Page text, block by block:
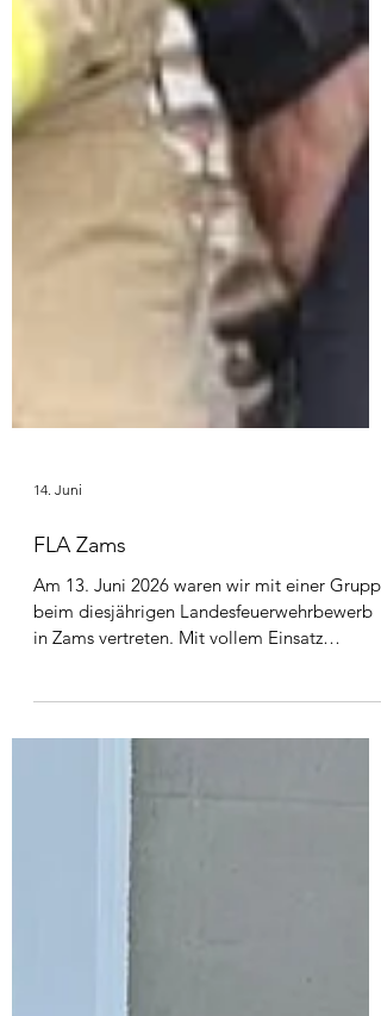
FLA Zams
meisterten wir erfolgreich den Löschangriff
sowie den Staffellauf. Wir sind stolz auf die
erbrachte Leistung und gratulieren allen
Teilnehmerinnen und Teilnehmern zu ihren
Ergebnissen.